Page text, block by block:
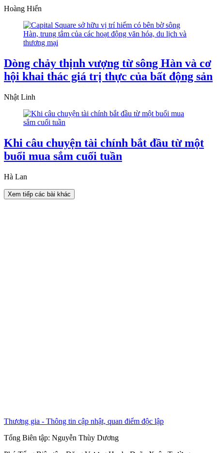
Hoàng Hiển
Dòng chảy thịnh vượng từ sông Hàn và cơ
hội khai thác giá trị thực của bất động sản
Nhật Linh
Khi câu chuyện tài chính bắt đầu từ một
buổi mua sắm cuối tuần
Hà Lan
Xem tiếp các bài khác
Thương gia - Thông tin cập nhật, quan điểm độc lập
Tổng Biên tập: Nguyễn Thùy Dương